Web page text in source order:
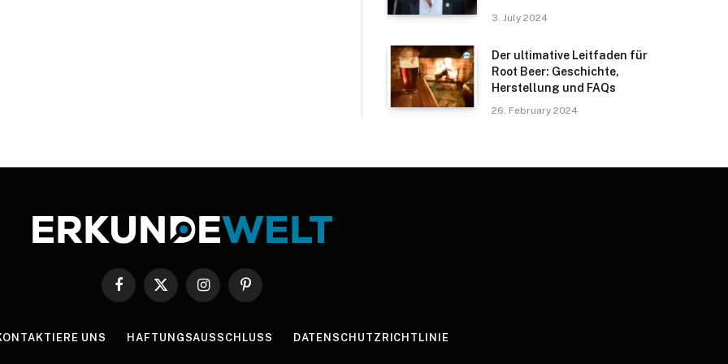
3. July 2024
Der ultimative Leitfaden für
Root Beer: Geschichte,
Herstellung und FAQs
26. February 2024
Facebook
X
InstagramPinterest
UNS HAFTUNGSAUSSCHLUSS DATENSCHUTZRICHTLINIE